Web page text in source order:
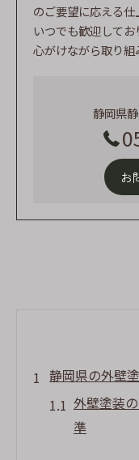
のご要望に応える
いつでも歓迎して
心がけながら取り組
静岡県
お
静岡県の外壁
外壁塗装
準
静岡県で